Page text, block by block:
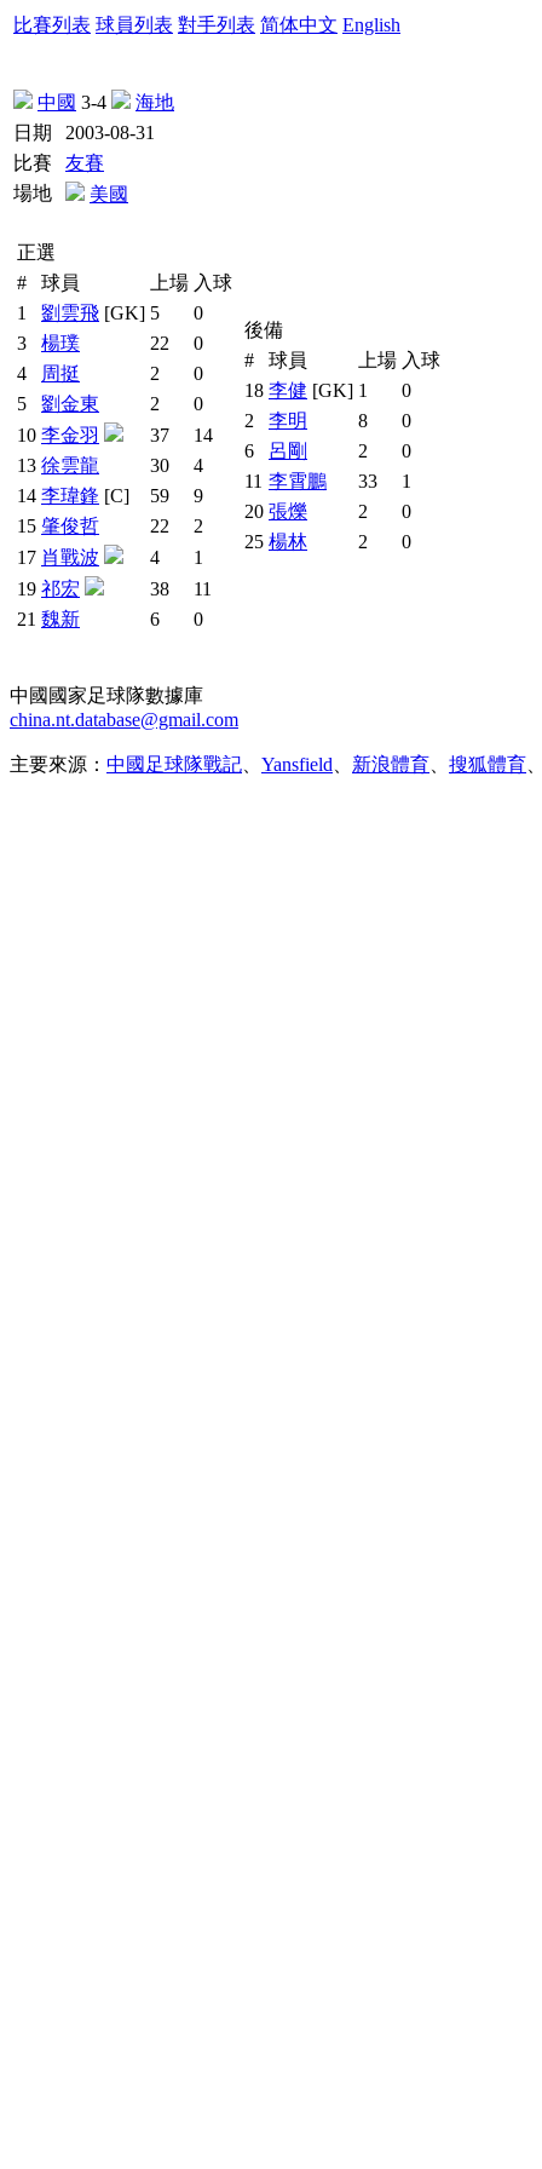
比賽列表 球員列表 對手列表 简体中文 English
中國 3-4
海地
日期
2003-08-31
比賽
友賽
場地
美國
正選
#
球員 上場 入球
1
劉雲飛 [GK] 5
0
3
楊璞 22
0
4
周挺 2
0
5
劉金東 2
0
10 李金羽 37
14
13 徐雲龍 30
4
14 李瑋鋒 [C] 59
9
15 肇俊哲 22
2
17 肖戰波 4
1
19 祁宏 38
11
21 魏新 6 0
後備
#
球員 上場 入球
18 李健 [GK] 1
0
2
李明 8
0
6
呂剛 2
0
11 李霄鵬 33
1
20 張爍 2
0
25 楊林 2 0
中國國家足球隊數據庫
china.nt.database@gmail.com
主要來源： 中國足球隊戰記 Yansfield 新浪體育 搜狐體育